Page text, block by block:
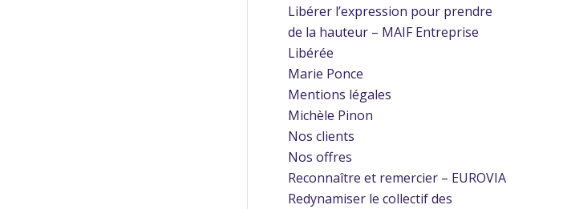
Libérer l’expression pour prendre
de la hauteur – MAIF Entreprise
Libérée
Marie Ponce
Mentions légales
Michèle Pinon
Nos clients
Nos offres
Reconnaître et remercier – EUROVIA
Redynamiser le collectif des